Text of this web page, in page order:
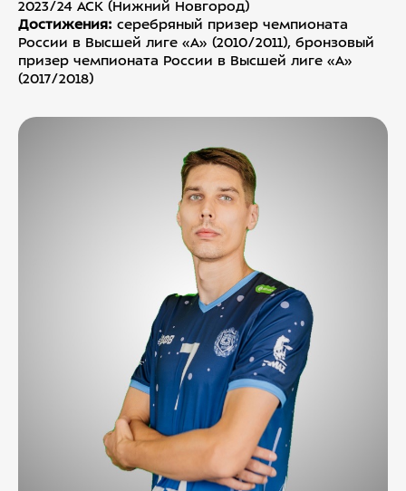
2023/24 АСК (Нижний Новгород)
Достижения: серебряный призер чемпионата
России в Высшей лиге «А» (2010/2011), бронзовый
призер чемпионата России в Высшей лиге «А»
(2017/2018)